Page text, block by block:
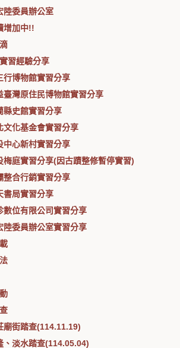
陸委員辦公室
增加中!!
習經驗分享
行博物館實習分享
臺灣原住民博物館實習分享
縣史館實習分享
文化基金會實習分享
中心新村實習分享
梅庭實習分享(因古蹟整修暫停實習)
整合行銷實習分享
書局實習分享
數位有限公司實習分享
陸委員辦公室實習分享
廟街踏查(114.11.19)
、淡水踏查(114.05.04)